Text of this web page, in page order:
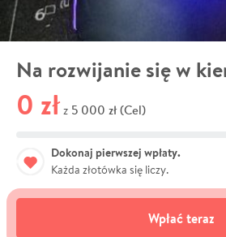
Na rozwijanie się w
0 zł z 5 000 zł (Cel)
Dokonaj pierwszej wpłaty.
Każda złotówka się liczy.
Wpłać teraz